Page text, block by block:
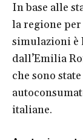
In base alle
la regione
simulazioni è
dall’Emilia
che sono
italiane.